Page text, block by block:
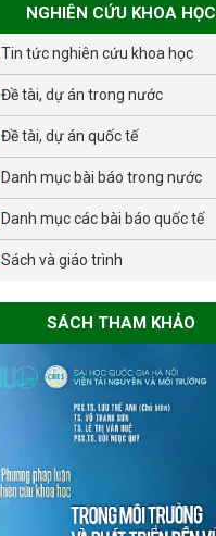
NGHIÊN CỨU KHOA HỌC
Tin tức nghiên cứu khoa học
Đề tài, dự án trong nước
Đề tài, dự án quốc tế
Danh mục bài báo trong nước
Danh mục các bài báo quốc tế
Sách và giáo trình
SÁCH THAM KHẢO